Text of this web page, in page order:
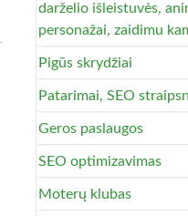
darželio išleistuvės,
personažai, zaidimu
Pigūs skrydžiai
Patarimai, SEO
Geros paslaugos
SEO optimizavimas
Moterų klubas